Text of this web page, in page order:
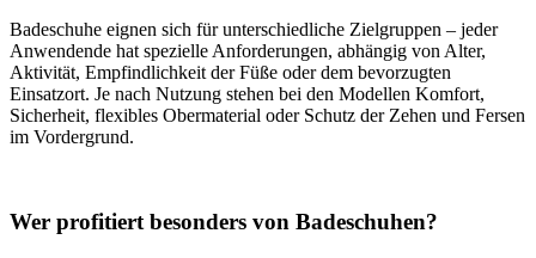
Badeschuhe eignen sich für unterschiedliche Zielgruppen – jeder
Anwendende hat spezielle Anforderungen, abhängig von Alter,
Aktivität, Empfindlichkeit der Füße oder dem bevorzugten
Einsatzort. Je nach Nutzung stehen bei den Modellen Komfort,
Sicherheit, flexibles Obermaterial oder Schutz der Zehen und Fersen
im Vordergrund.
Wer profitiert besonders von Badeschuhen?